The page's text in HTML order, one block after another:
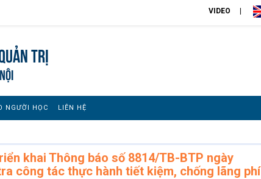
VIDEO
trị
NGƯỜI HỌC LIÊN HỆ
khai Thông báo số 8814/TB-BTP ngày
công tác thực hành tiết kiệm, chống lãng phí